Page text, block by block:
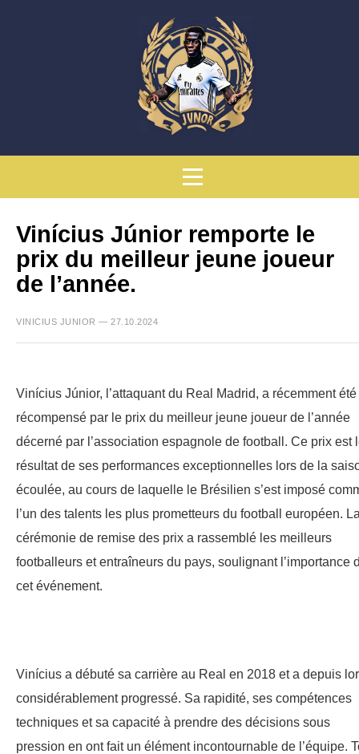
Vinícius Júnior remporte le
prix du meilleur jeune joueur
de l’année.
VINICIUS JUNIOR — 27.10.2024
Vinícius Júnior, l’attaquant du Real Madrid, a récemment été
récompensé par le prix du meilleur jeune joueur de l’année
décerné par l’association espagnole de football. Ce prix est
résultat de ses performances exceptionnelles lors de la
écoulée, au cours de laquelle le Brésilien s’est imposé
l’un des talents les plus prometteurs du football européen.
cérémonie de remise des prix a rassemblé les meilleurs
footballeurs et entraîneurs du pays, soulignant l’importance
cet événement.
Vinícius a débuté sa carrière au Real en 2018 et a depuis
considérablement progressé. Sa rapidité, ses compétences
techniques et sa capacité à prendre des décisions sous
pression en ont fait un élément incontournable de l’équipe.